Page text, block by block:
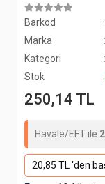
Barkod
Marka
Kategori
Stok
250,14 TL
Havale/EFT ile
20,85 TL 'den